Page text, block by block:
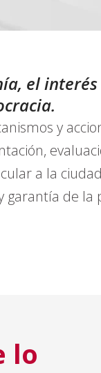
el
y
a la
garantía de la
lo